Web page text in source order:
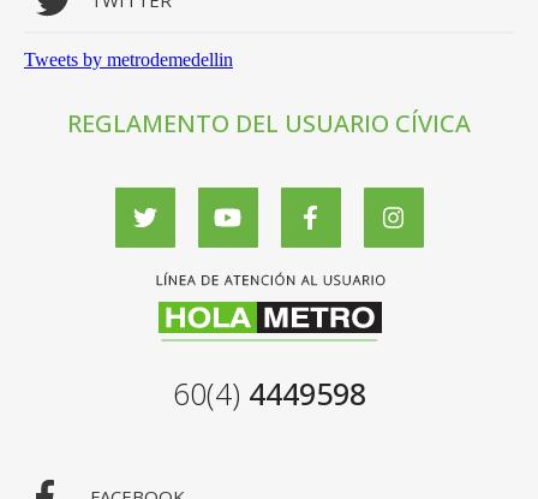
Tweets by metrodemedellin
REGLAMENTO DEL USUARIO CÍVICA
60(4) 4449598